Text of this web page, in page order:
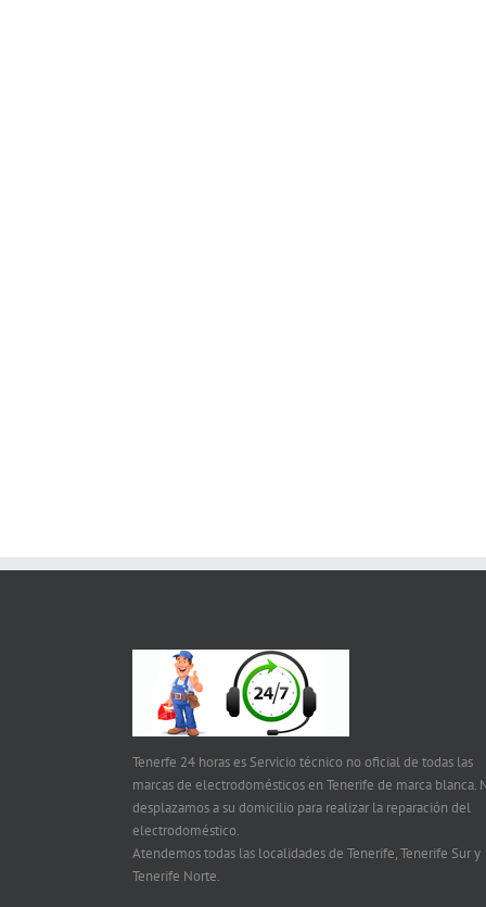
Tenerfe 24 horas es Servicio técnico no oficial de todas las
marcas de electrodomésticos en Tenerife de marca blanca.
desplazamos a su domicilio para realizar la reparación del
electrodoméstico.
Atendemos todas las localidades de Tenerife, Tenerife Sur y
Tenerife Norte.